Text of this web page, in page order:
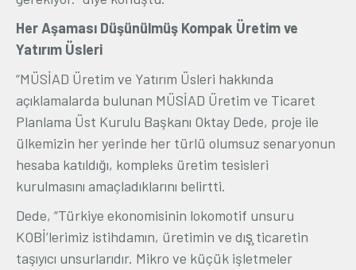
Her Aşaması Düşünülmüş Kompak Üretim ve
Yatırım Üsleri
“MÜSİAD Üretim ve Yatırım Üsleri hakkında
açıklamalarda bulunan MÜSİAD Üretim ve Ticaret
Planlama Üst Kurulu Başkanı Oktay Dede, proje ile
ülkemizin her yerinde her türlü olumsuz senaryonun
hesaba katıldığı, kompleks üretim tesisleri
kurulmasını amaçladıklarını belirtti.
Dede, “Türkiye ekonomisinin lokomotif unsuru
KOBİ’lerimiz istihdamın, üretimin ve dış̧ ticaretin
taşıyıcı unsurlarıdır. Mikro ve küçük işletmeler